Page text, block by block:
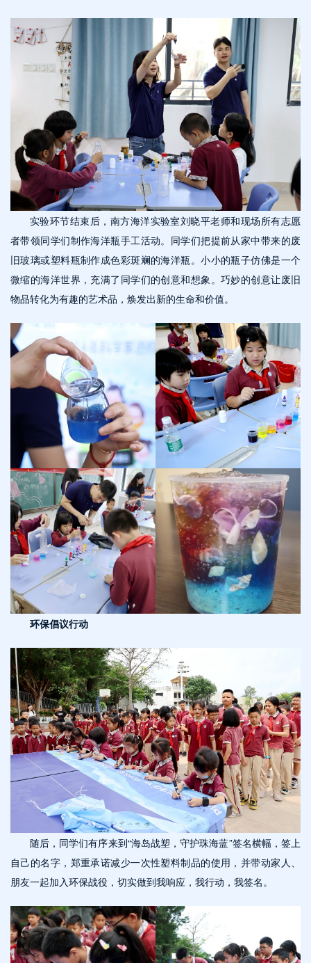
实验环节结束后，南方海洋实验室刘晓平老师和现场所有志愿
者带领同学们制作海洋瓶手工活动。同学们把提前从家中带来的废
旧玻璃或塑料瓶制作成色彩斑斓的海洋瓶。小小的瓶子仿佛是一个
微缩的海洋世界，充满了同学们的创意和想象。巧妙的创意让废旧
物品转化为有趣的艺术品，焕发出新的生命和价值。
环保倡议行动
随后，同学们有序来到“海岛战塑，守护珠海蓝”签名横幅，签上
自己的名字，郑重承诺减少一次性塑料制品的使用，并带动家人、
朋友一起加入环保战役，切实做到我响应，我行动，我签名。